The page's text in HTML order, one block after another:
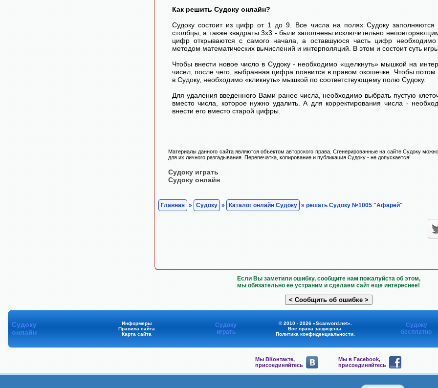
Как решить Судоку онлайн?
Судоку состоит из цифр от 1 до 9. Все числа на полях Судоку
столбцы, а также квадраты 3х3 - были заполнены исключительно
цифр открываются с самого начала, а оставшуюся часть цифр необходимо
методом математических вычислений и интерполяций. В этом и состоит суть
Чтобы внести новое число в Судоку - необходимо «щелкнуть» мышкой на
чисел, после чего, выбранная цифра появится в правом окошечке. Чтобы
в Судоку, необходимо «кликнуть» мышкой по соответствующему полю Судоку.
Для удаления введенного Вами ранее числа, необходимо выбрать пустую
вместо числа, которое нужно удалить. А для корректирования числа -
внести его вместо старой цифры.
Материалы данного сайта являются объектом авторского права. Сгенерированные на сайте Судоку
для их личного разгадывания. Перепечатка, копирование и публикация Судоку - не допускается!
Судоку играть
Судоку онлайн
Главная » Судоку » Каталог онлайн Судоку » решать Судоку №1005 "Афарей"
Если Вы заметили ошибку, сообщите нам пожалуйста об этом,
мы обязательно ее устраним и сделаем сайт еще интереснее!
Судоку
онлайн
Информеры
Правила сайта
Карта сайта
Судоку
играть
© 2010 - 2026 «Scanvord.net».
Все права защищены.
Политика конфиденциальности.
Судоку
бесплатно
Мы ВКонтакте,
присоединяйтесь
Мы в Facebook,
присоединяйтесь
присоединяйтесь